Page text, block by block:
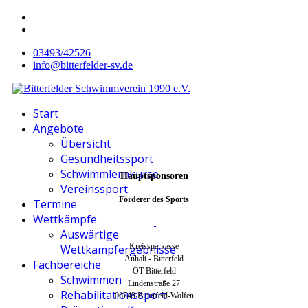
03493/42526
info@bitterfelder-sv.de
Start
Angebote
Übersicht
Gesundheitssport
Schwimmlernkurse
Vereinssport
Termine
Wettkämpfe
Auswärtige
Wettkampfergebnisse
Fachbereiche
Schwimmen
Rehabilitationssport
Hauptsponsoren
Förderer des Sports
Kreissparkasse
Anhalt - Bitterfeld
OT Bitterfeld
Lindenstraße 27
06749 Bitterfeld-Wolfen